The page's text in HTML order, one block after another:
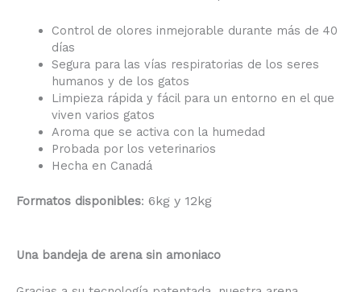
Control de olores inmejorable durante más de 40
días
Segura para las vías respiratorias de los seres
humanos y de los gatos
Limpieza rápida y fácil para un entorno en el que
viven varios gatos
Aroma que se activa con la humedad
Probada por los veterinarios
Hecha en Canadá
Formatos disponibles: 6kg y 12kg
Una bandeja de arena sin amoniaco